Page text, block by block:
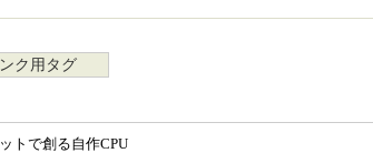
ク用タグ
トで創る自作CPU